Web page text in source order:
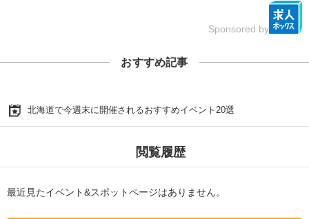
Sponsored by
おすすめ記事
北海道で今週末に開催されるおすすめイベント20選
閲覧履歴
最近見たイベント&スポットページはありません。